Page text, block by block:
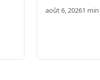
août 6, 20261 min